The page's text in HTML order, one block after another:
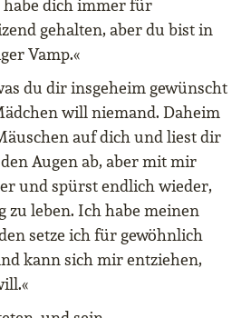
dich immer für
gehalten, aber du bist in
Vamp.«
du dir insgeheim gewünscht
will niemand. Daheim
auf dich und liest dir
Augen ab, aber mit mir
und spürst endlich wieder,
zu leben. Ich habe meinen
setze ich für gewöhnlich
kann sich mir entziehen,